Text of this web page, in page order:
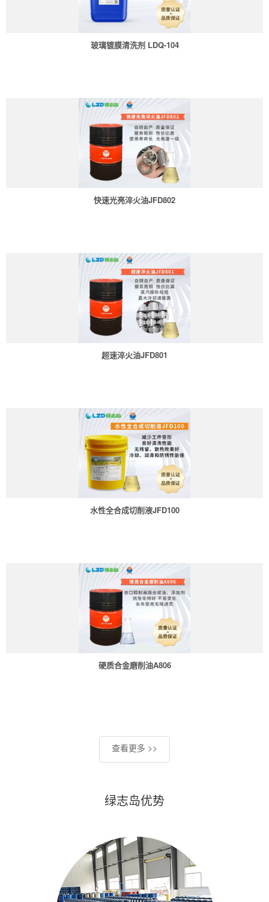
玻璃镀膜清洗剂 LDQ-104
快速光亮淬火油JFD802
超速淬火油JFD801
水性全合成切削液JFD100
硬质合金磨削油A806
查看更多 >>
绿志岛优势